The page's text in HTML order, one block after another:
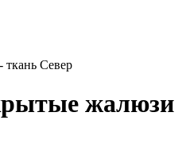
Север
жалюзи